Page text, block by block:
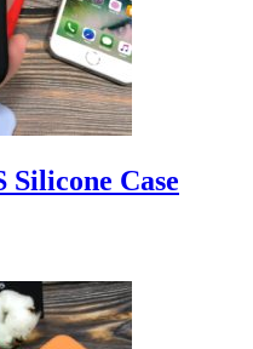
Silicone Case